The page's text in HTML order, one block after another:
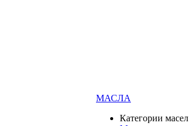
МАСЛА
Категории масел